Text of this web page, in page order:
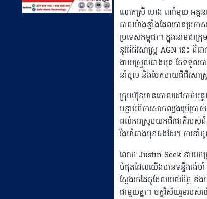
លោកស្រី ហេង ណាំមុយ អគ្គនា
ភាពយ៉ាងខ្លាំងដែលបានប្រក
ប្រទេសកម្ពុជា។ ក្នុងនាមជា
នូវជីជីវសាស្ដ្រ AGN នេះ
ងាយស្រួលជាងមុន តែទទួលបា
នាំចូល និងចែកចាយជីជីវសាស្ដ្
ក្រុមហ៊ុនមានគោលដៅកាត់បន្ថយ
បន្ទាប់ពីការសាកល្បងប្រើប្
ដល់ការស្រូបយកជីវជាតិរបស់
រឹងមាំជាងមុនផងដែរ។ ការន
លោក Justin Seek នាយកប្រ
បំផុតដែលយើងបានទន្ទឹងរង់ច
ស្វែងរកដៃគូដែលយល់ចិត្ត និង
ជាមួយគ្នា។ ចក្ខុវិស័យរួមរបស់